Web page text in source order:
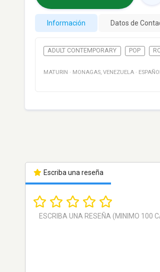
Información Datos de
ADULT CONTEMPORARY POP
MATURIN · MONAGAS, VENEZUELA ·
Escriba una reseña